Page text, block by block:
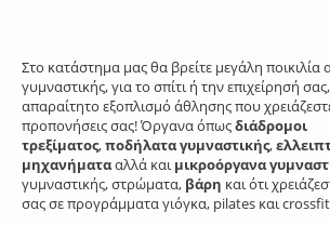
Στο κατάστημα μας θα βρείτε μεγάλη
γυμναστικής, για το σπίτι ή την επιχείρησή
απαραίτητο εξοπλισμό άθλησης που
προπονήσεις σας! Όργανα όπωςδιάδρομοι
τρεξίματος,ποδήλατα γυμναστικής,
μηχανήματααλλά καιμικροόργανα
γυμναστικής, στρώματα, βάρη και ότι
σας σε προγράμματα γιόγκα, pilates και